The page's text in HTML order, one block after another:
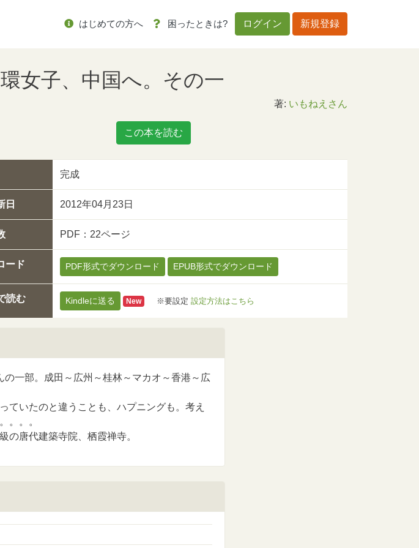
はじめての方へ 困ったときは? ログイン 新規登録
女子、中国へ。その一
著: いもねえさん
この本を読む
完成
日 2012年04月23日
PDF：22ページ
ード PDF形式でダウンロード EPUB形式でダウンロード
読む Kindleに送る New ※要設定 設定方法はこちら
一部。成田～広州～桂林～マカオ～香港～広
ていたのと違うことも、ハプニングも。考え
。。。
の唐代建築寺院、栖霞禅寺。